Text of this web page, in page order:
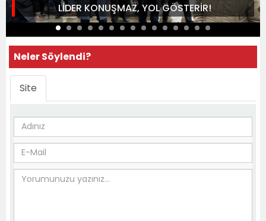
LİDER KONUŞMAZ, YOL GÖSTERİR!
Neler Söylendi?
Site